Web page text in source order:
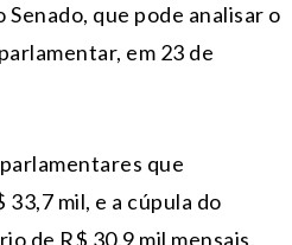
que pode analisar o
em 23 de
que
mil, e a cúpula do
de R$ 30,9 mil mensais,